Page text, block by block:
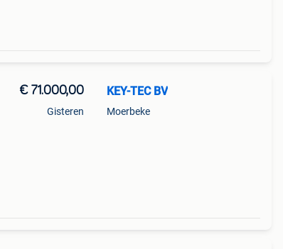
€ 71.000,00
Gisteren
KEY-TEC BV
Moerbeke